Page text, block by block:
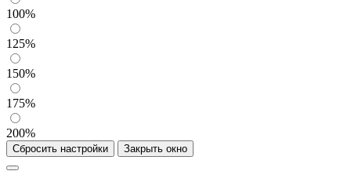
100%
125%
150%
175%
200%
Сбросить настройки Закрыть окно